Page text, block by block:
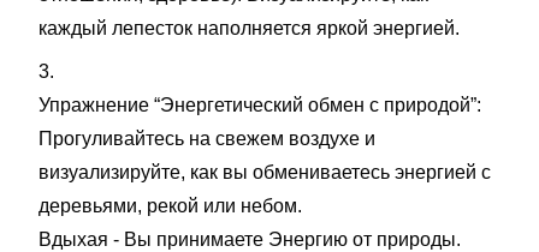
каждый лепесток наполняется яркой энергией.
3.
Упражнение “Энергетический обмен с природой”:
Прогуливайтесь на свежем воздухе и
визуализируйте, как вы обмениваетесь энергией с
деревьями, рекой или небом.
Вдыхая - Вы принимаете Энергию от природы.